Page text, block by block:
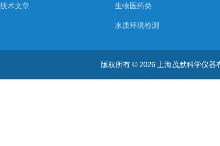
技术文章 生物医药类
水质环境检测
大型分析设备
版权所有 © 2026 上海茂默科学仪